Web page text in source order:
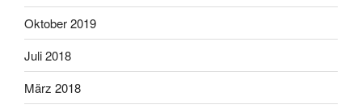
Oktober 2019
Juli 2018
März 2018